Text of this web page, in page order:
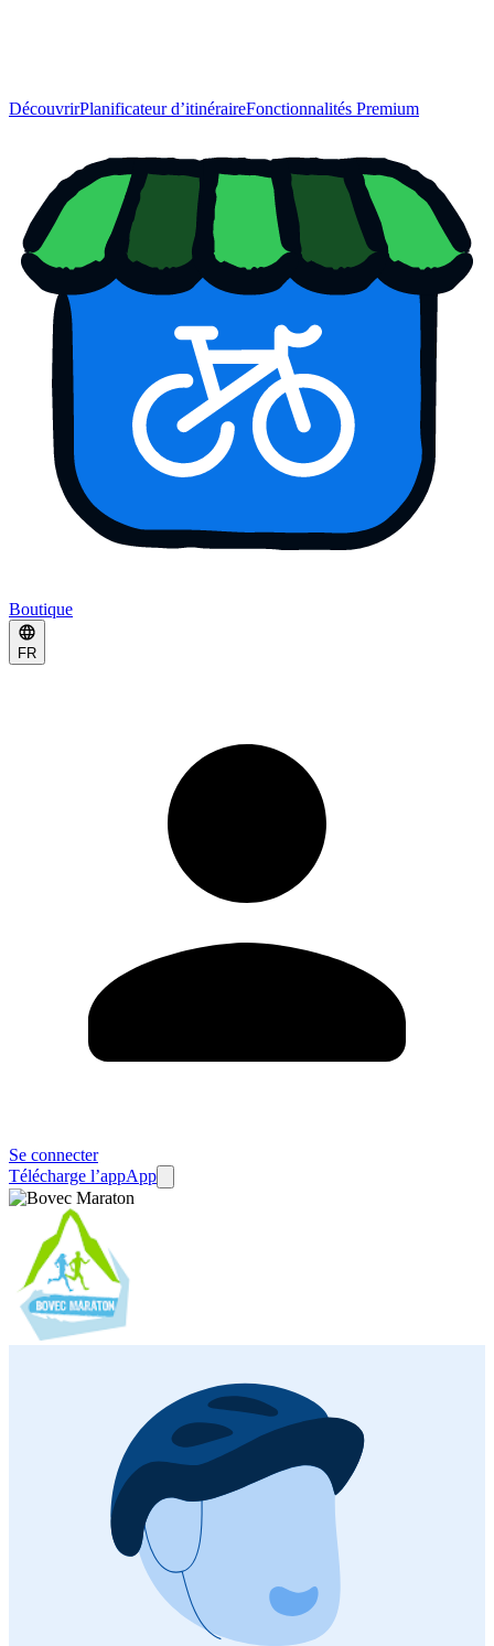
DécouvrirPlanificateur d’itinéraireFonctionnalités Premium
Boutique
FR
Se connecter
Télécharge l’appApp